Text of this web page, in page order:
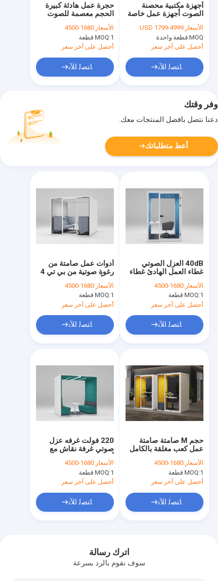
حجرة عمل هادئة كبيرة
الحجم معصمة للصوت
للشخص 4
الأسعار:1680-4500
MOQ:1 قطعة
أحصل على آخر سعر
ﺎﺘﺼﻟ ﺍﻶﻧ
أجهزة مكتبية محصنة
الصوت أجهزة عمل خاصة
قابلة للتحريك مخصصة
الأسعار:USD 1799-4999
MOQ: قطعة واحدة
أحصل على آخر سعر
ﺎﺘﺼﻟ ﺍﻶﻧ
وفر وقتك
دعنا نتصل بأفضل المنتجات معك.
أعط متطلباتك
أدوات عمل صامتة من
رغوة صوتية من بي تي 4
- 8 أشخاص
الأسعار:1680-4500
MOQ:1 قطعة
أحصل على آخر سعر
ﺎﺘﺼﻟ ﺍﻶﻧ
40dB العزل الصوتي
غطاء العمل الهادئ غطاء
المكتب الهادئ
الأسعار:1680-4500
MOQ:1 قطعة
أحصل على آخر سعر
ﺎﺘﺼﻟ ﺍﻶﻧ
220 فولت غرفه عزل
صوتي غرفة نقاش مع
أريكة
الأسعار:1680-4500
MOQ:1 قطعة
أحصل على آخر سعر
ﺎﺘﺼﻟ ﺍﻶﻧ
حجم M صامتة صامتة
عمل كعب مغلقة بالكامل
مع قفل الصوت عزل
غرفه
الأسعار:1680-4500
MOQ:1 قطعة
أحصل على آخر سعر
ﺎﺘﺼﻟ ﺍﻶﻧ
اترك رسالة
سوف نقوم بالرد بسرعة